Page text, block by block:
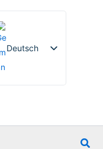
Deutsch
English
Italian